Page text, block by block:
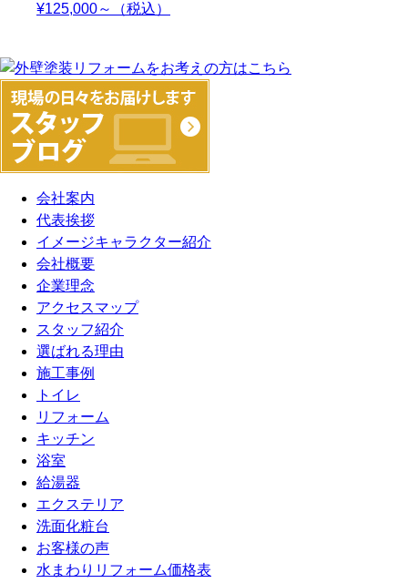
¥125,000～
（税込）
会社案内
代表挨拶
イメージキャラクター紹介
会社概要
企業理念
アクセスマップ
スタッフ紹介
選ばれる理由
施工事例
トイレ
リフォーム
キッチン
浴室
給湯器
エクステリア
洗面化粧台
お客様の声
水まわりリフォーム価格表